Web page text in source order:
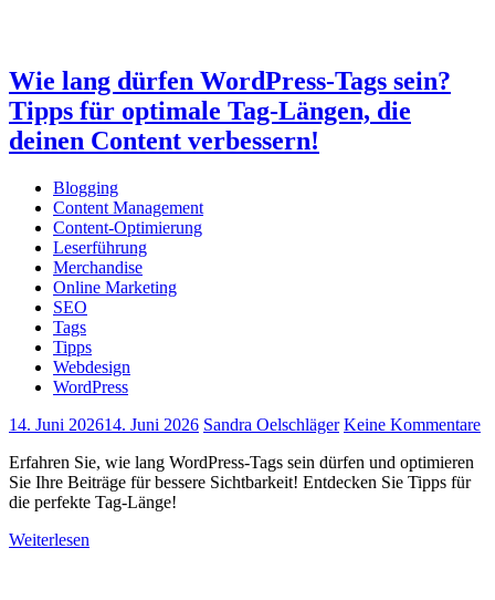
Wie lang dürfen WordPress-Tags sein?
Tipps für optimale Tag-Längen, die
deinen Content verbessern!
Blogging
Content Management
Content-Optimierung
Leserführung
Merchandise
Online Marketing
SEO
Tags
Tipps
Webdesign
WordPress
14. Juni 202614. Juni 2026 Sandra Oelschläger Keine Kommentare
Erfahren Sie, wie lang WordPress-Tags sein dürfen und optimieren
Sie Ihre Beiträge für bessere Sichtbarkeit! Entdecken Sie Tipps für
die perfekte Tag-Länge!
Weiterlesen